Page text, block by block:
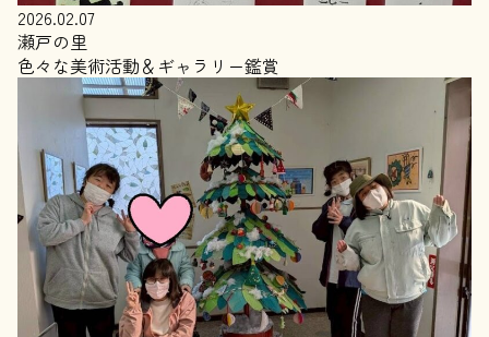
2026.02.07
瀬戸の里
色々な美術活動＆ギャラリー鑑賞